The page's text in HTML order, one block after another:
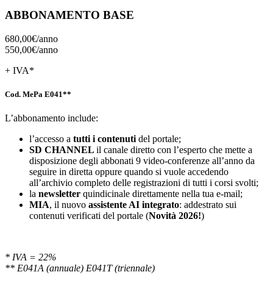
ABBONAMENTO BASE
680,00€/anno
550,00€/anno
+ IVA*
Cod. MePa E041**
L’abbonamento include:
l’accesso a tutti i contenutidel portale;
SD CHANNEL il canale diretto con l’esperto che mette a
disposizione degli abbonati 9 video-conferenze all’anno da
seguire in diretta oppure quando si vuole accedendo
all’archivio completo delle registrazioni di tutti i corsi svolti;
la newsletter quindicinale direttamente nella tua e-mail;
MIA, il nuovo assistente AI integrato: addestrato sui
contenuti verificati del portale (Novità 2026!)
* IVA = 22%
** E041A (annuale) E041T (triennale)